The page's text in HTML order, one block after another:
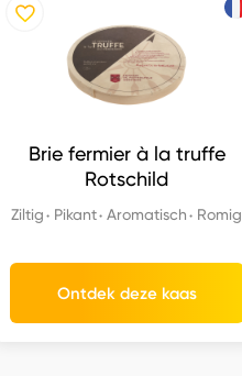
Brie fermier à la truffe
Rotschild
Ziltig Pikant Aromatisch Romig
Ontdek deze kaas